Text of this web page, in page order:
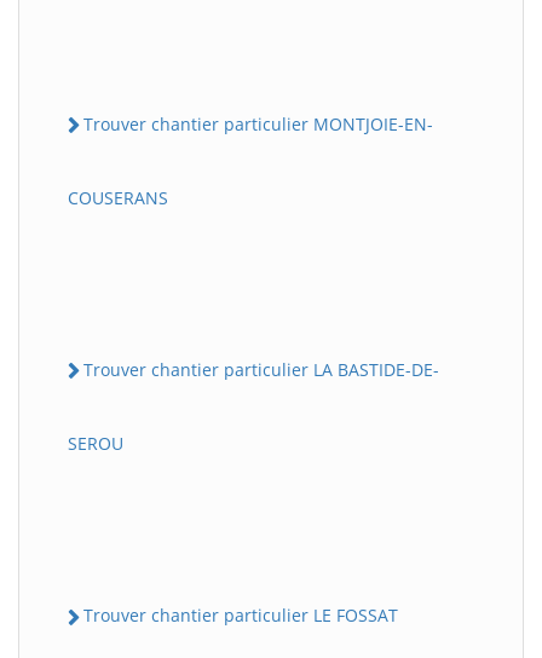
Trouver chantier particulier MONTJOIE-EN-
COUSERANS
Trouver chantier particulier LA BASTIDE-DE-
SEROU
Trouver chantier particulier LE FOSSAT